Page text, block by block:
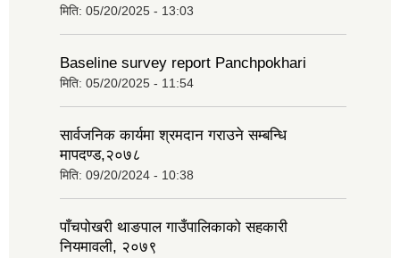
मिति: 05/20/2025 - 13:03
Baseline survey report Panchpokhari
मिति: 05/20/2025 - 11:54
सार्वजनिक कार्यमा श्रमदान गराउने सम्बन्धि
मापदण्ड,२०७८
मिति: 09/20/2024 - 10:38
पाँचपोखरी थाङपाल गाउँपालिकाको सहकारी
नियमावली, २०७९